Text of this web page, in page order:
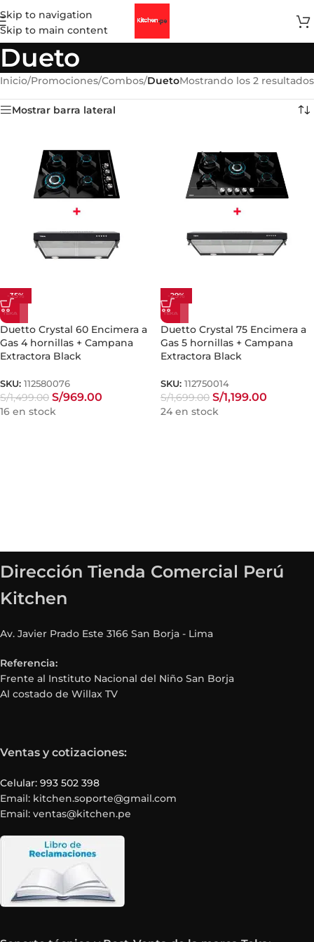
Skip to navigation
Skip to main content
Dueto
Inicio/Promociones/Combos/DuetoMostrando los 2 resultados
Mostrar barra lateral
-35%
Duetto Crystal 60 Encimera a
Gas 4 hornillas + Campana
Extractora Black
SKU: 112580076
S/1,499.00 S/969.00
16 en stock
-29%
Duetto Crystal 75 Encimera a
Gas 5 hornillas + Campana
Extractora Black
SKU: 112750014
S/1,699.00 S/1,199.00
24 en stock
Dirección Tienda Comercial Perú
Kitchen
Av. Javier Prado Este 3166 San Borja - Lima
Referencia:
Frente al Instituto Nacional del Niño San Borja
Al costado de Willax TV
Ventas y cotizaciones:
Celular: 993 502 398
Email: kitchen.soporte@gmail.com
Email: ventas@kitchen.pe